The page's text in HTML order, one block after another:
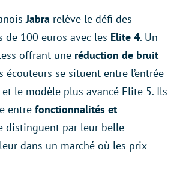
Jabra relève le défi des
de 100 euros avec les Elite 4. Un
offrant une réduction de bruit
écouteurs se situent entre l’entrée
le modèle plus avancé Elite 5. Ils
entre fonctionnalités et
distinguent par leur belle
dans un marché où les prix